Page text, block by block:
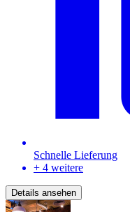
Schnelle Lieferung
+ 4 weitere
Details ansehen